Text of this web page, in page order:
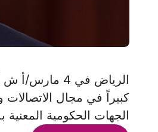
الرياض في
كبيراً في مجال
الجهات الحكومية